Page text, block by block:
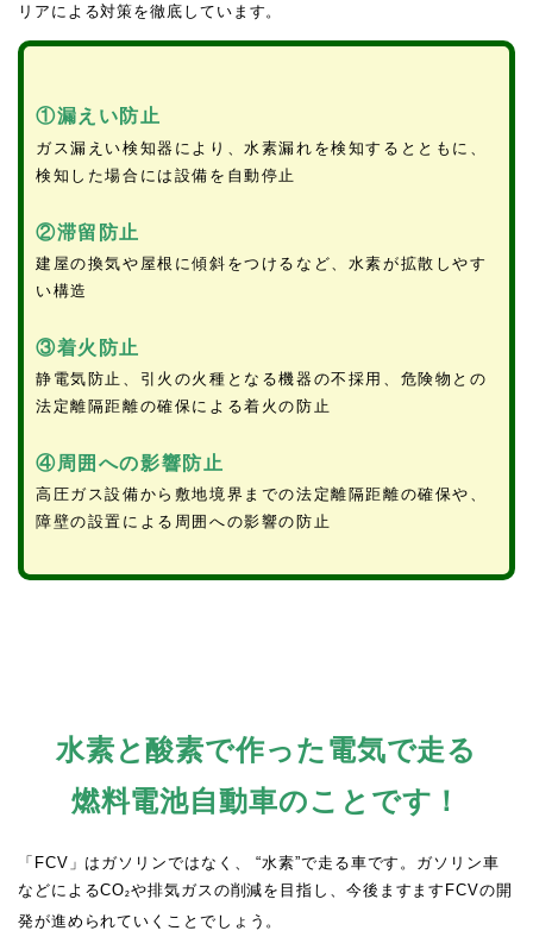
リアによる対策を徹底しています。
①漏えい防止
ガス漏えい検知器により、水素漏れを検知するとともに、
検知した場合には設備を自動停止
②滞留防止
建屋の換気や屋根に傾斜をつけるなど、水素が拡散しやす
い構造
③着火防止
静電気防止、引火の火種となる機器の不採用、危険物との
法定離隔距離の確保による着火の防止
④周囲への影響防止
高圧ガス設備から敷地境界までの法定離隔距離の確保や、
障壁の設置による周囲への影響の防止
水素と酸素で作った電気で走る
燃料電池自動車のことです！
「FCV」はガソリンではなく、 “水素”で走る車です。ガソリン車
などによるCO²や排気ガスの削減を目指し、今後ますますFCVの開
発が進められていくことでしょう。